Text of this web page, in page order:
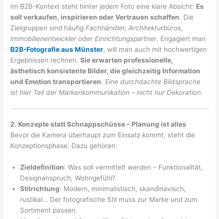
Im B2B-Kontext steht hinter jedem Foto eine klare Absicht: Es
soll verkaufen, inspirieren oder Vertrauen schaffen. Die
Zielgruppen sind häufig Fachhändler, Architekturbüros,
Immobilienentwickler oder Einrichtungspartner. Engagiert man
B2B-Fotografie aus Münster, will man auch mit hochwertigen
Ergebnissen rechnen.Sie erwarten professionelle,
ästhetisch konsistente Bilder, die gleichzeitig Information
und Emotion transportieren. Eine durchdachte Bildsprache
ist hier Teil der Markenkommunikation – nicht nur Dekoration.
2. Konzepte statt Schnappschüsse – Planung ist alles
Bevor die Kamera überhaupt zum Einsatz kommt, steht die
Konzeptionsphase. Dazu gehören:
Zieldefinition: Was soll vermittelt werden – Funktionalität,
Designanspruch, Wohngefühl?
Stilrichtung: Modern, minimalistisch, skandinavisch,
rustikal… Der fotografische Stil muss zur Marke und zum
Sortiment passen.